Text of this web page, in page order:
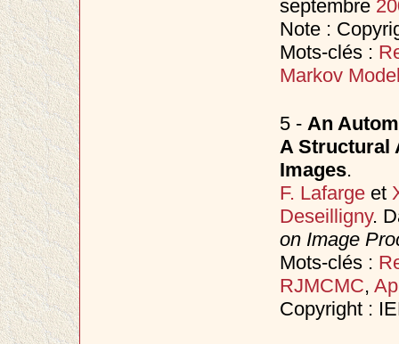
septembre
Note :
Mots-clés :
Markov
5 - An
A Structural
Images.
F. Lafargeet
Deseilligny.
on Image
Mots-clés :
RJMCMC,
Copyright :